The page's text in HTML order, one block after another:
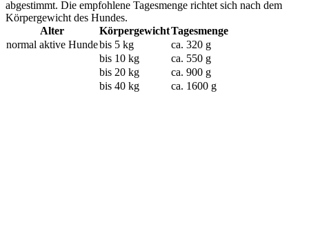
abgestimmt. Die empfohlene Tagesmenge richtet sich nach dem
Körpergewicht des Hundes.
Alter
KörpergewichtTagesmenge
normal aktive Hundebis 5 kg
ca. 320 g
bis 10 kg
ca. 550 g
bis 20 kg
ca. 900 g
bis 40 kg
ca. 1600 g